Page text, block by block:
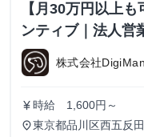
【月30万円以上
ンティブ｜法人営
株式会社DigiMan
currency_yen 時給 1,600円～
place東京都品川区西五反